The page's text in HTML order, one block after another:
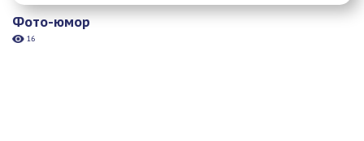
Фото-юмор
16